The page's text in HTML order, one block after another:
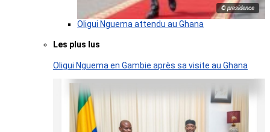
© presidence
Oligui Nguema attendu au Ghana
Les plus lus
Oligui Nguema en Gambie après sa visite au Ghana